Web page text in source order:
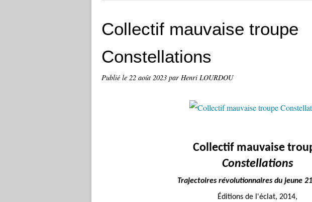
Collectif mauvaise troupe
Constellations
Publié le 22 août 2023 par Henri LOURDOU
Collectif mauvaise
Constellations
Trajectoires révolutionnaires du jeune
Éditions de l'éclat, 2014,